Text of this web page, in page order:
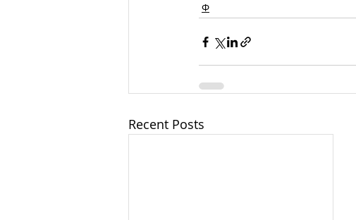
Ф
Recent Posts